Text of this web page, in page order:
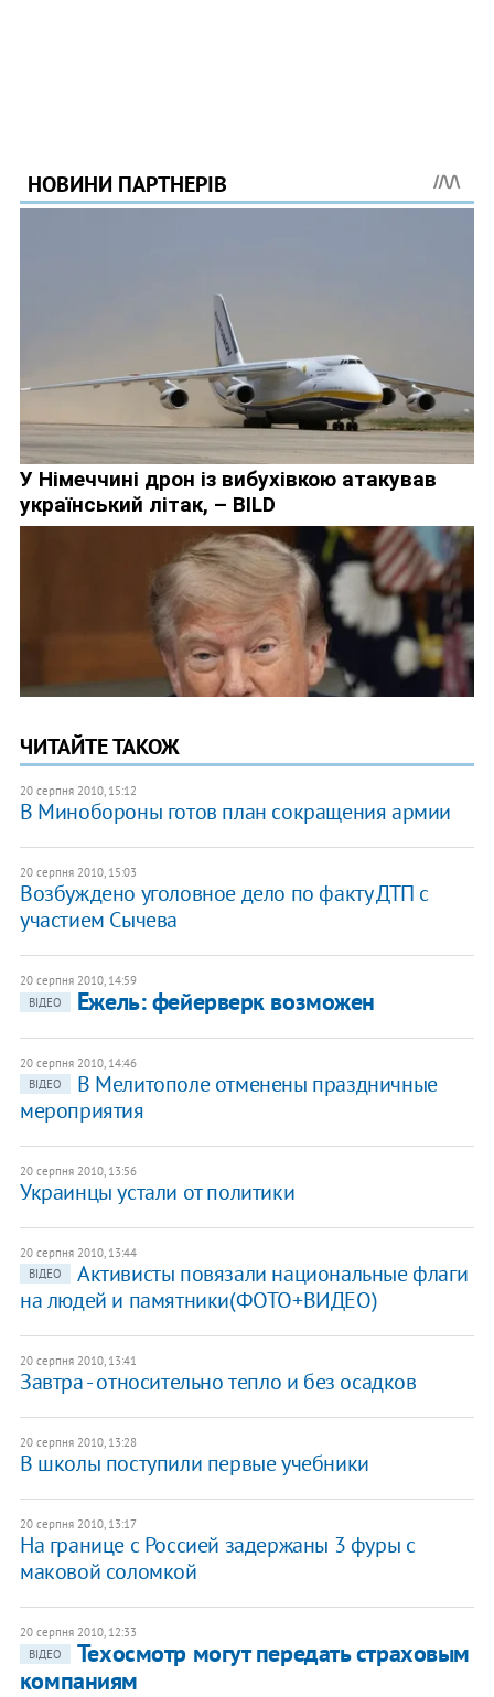
ЧИТАЙТЕ ТАКОЖ
20 серпня 2010, 15:12
В Минобороны готов план сокращения армии
20 серпня 2010, 15:03
Возбуждено уголовное дело по факту ДТП с
участием Сычева
20 серпня 2010, 14:59
ВІДЕО
Ежель: фейерверк возможен
20 серпня 2010, 14:46
ВІДЕО
В Мелитополе отменены праздничные
мероприятия
20 серпня 2010, 13:56
Украинцы устали от политики
20 серпня 2010, 13:44
ВІДЕО
Активисты повязали национальные флаги
на людей и памятники(ФОТО+ВИДЕО)
20 серпня 2010, 13:41
Завтра - относительно тепло и без осадков
20 серпня 2010, 13:28
В школы поступили первые учебники
20 серпня 2010, 13:17
На границе с Россией задержаны 3 фуры с
маковой соломкой
20 серпня 2010, 12:33
ВІДЕО
Техосмотр могут передать страховым
компаниям